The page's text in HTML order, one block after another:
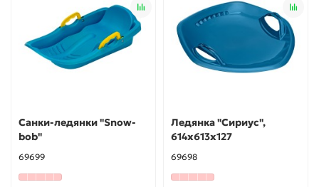
Санки-ледянки "Snow-
bob"
69699
Ледянка "Сириус",
614х613х127
69698